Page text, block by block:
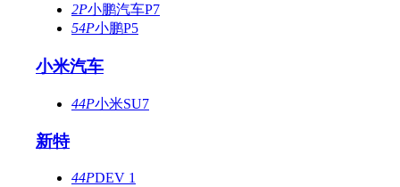
2P小鹏汽车P7
54P小鹏P5
小米汽车
44P小米SU7
新特
44PDEV 1